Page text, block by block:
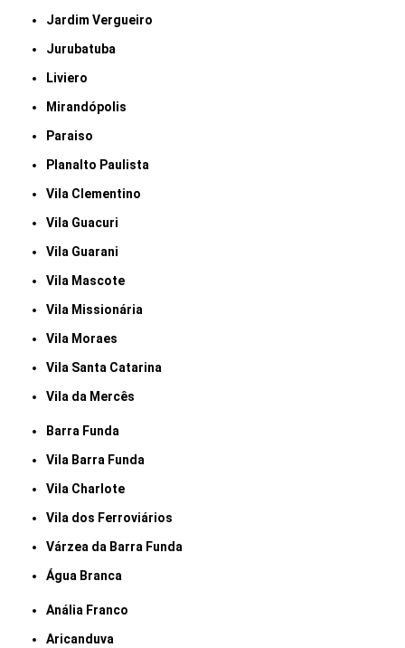
Jardim Vergueiro
Jurubatuba
Liviero
Mirandópolis
Paraiso
Planalto Paulista
Vila Clementino
Vila Guacuri
Vila Guarani
Vila Mascote
Vila Missionária
Vila Moraes
Vila Santa Catarina
Vila da Mercês
Barra Funda
Vila Barra Funda
Vila Charlote
Vila dos Ferroviários
Várzea da Barra Funda
Água Branca
Anália Franco
Aricanduva